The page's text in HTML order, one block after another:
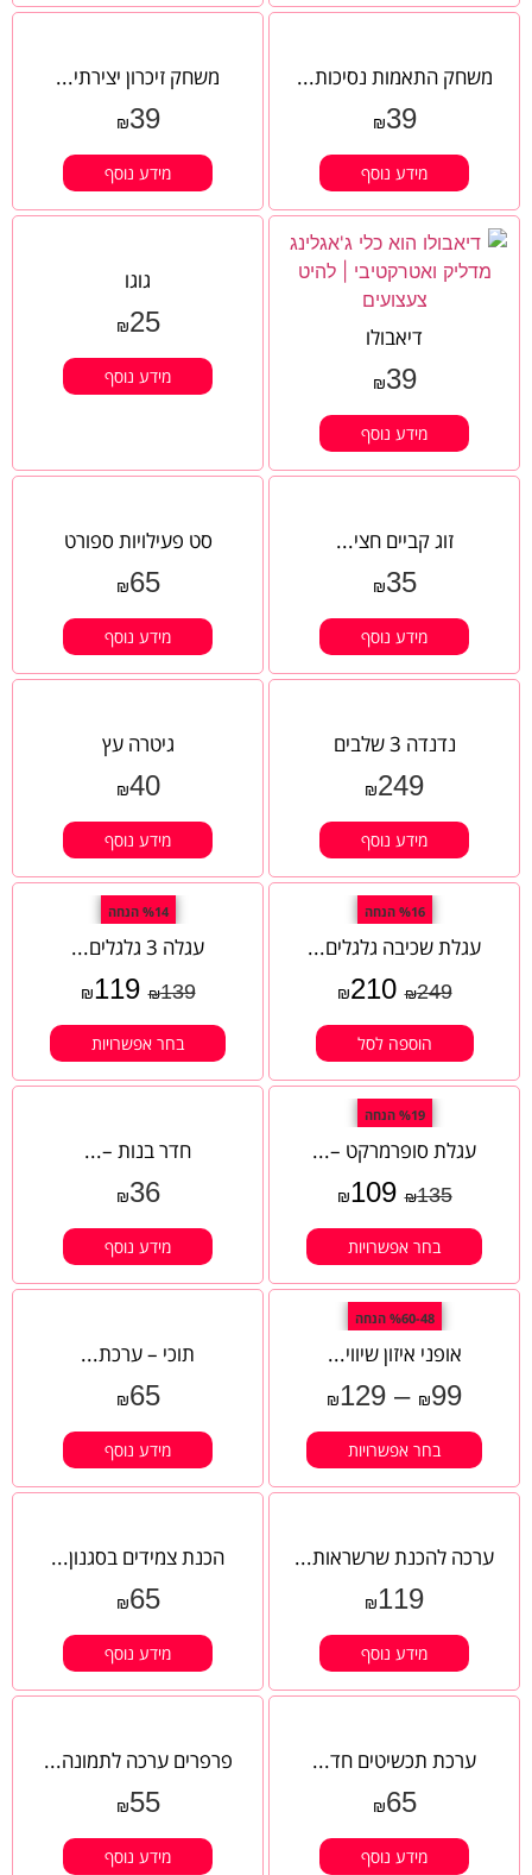
משחק התאמות נסיכות...
₪39
מידע נוסף
משחק זיכרון יצירתי...
₪39
מידע נוסף
דיאבולו
₪39
מידע נוסף
גוגו
₪25
מידע נוסף
זוג קביים חצי...
₪35
מידע נוסף
סט פעילויות ספורט
₪65
מידע נוסף
נדנדה 3 שלבים
₪249
מידע נוסף
גיטרה עץ
₪40
מידע נוסף
%16 הנחה
עגלת שכיבה גלגלים...
₪249
₪210
הוספה לסל
%14 הנחה
עגלה 3 גלגלים...
₪139
₪119
בחר אפשרויות
%19 הנחה
עגלת סופרמרקט –...
₪135
₪109
בחר אפשרויות
חדר בנות –...
₪36
מידע נוסף
%60-48 הנחה
אופני איזון שיווי...
₪99
–
₪129
בחר אפשרויות
תוכי – ערכת...
₪65
מידע נוסף
ערכה להכנת שרשראות...
₪119
מידע נוסף
הכנת צמידים בסגנון...
₪65
מידע נוסף
ערכת תכשיטים חד...
₪65
מידע נוסף
פרפרים ערכה לתמונה...
₪55
מידע נוסף